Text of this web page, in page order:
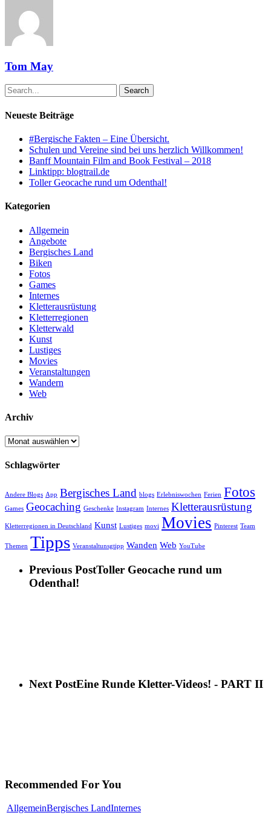
Tom May
Search
Neueste Beiträge
#Bergische Fakten – Eine Übersicht.
Schulen und Vereine sind bei uns herzlich Willkommen!
Banff Mountain Film and Book Festival – 2018
Linktipp: blogtrail.de
Toller Geocache rund um Odenthal!
Kategorien
Allgemein
Angebote
Bergisches Land
Biken
Fotos
Games
Internes
Kletterausrüstung
Kletterregionen
Kletterwald
Kunst
Lustiges
Movies
Veranstaltungen
Wandern
Web
Archiv
Archiv
Schlagwörter
Andere Blogs App Bergisches Land blogs Erlebniswochen Ferien Fotos
Games Geocaching Geschenke Instagram Internes Kletterausrüstung
Kletterregionen in Deutschland Kunst Lustiges movi Movies Pinterest Team
Themen Tipps Veranstaltunsgtipp Wanden Web YouTube
Previous PostToller Geocache rund um
Odenthal!
Next PostEine Runde Kletter-Videos! - PART II
Recommended For You
AllgemeinBergisches LandInternes